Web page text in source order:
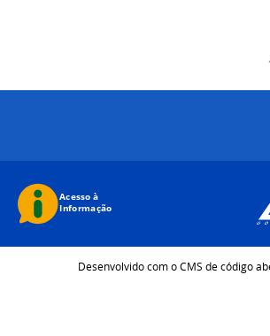
Desenvolvido com o CMS de código